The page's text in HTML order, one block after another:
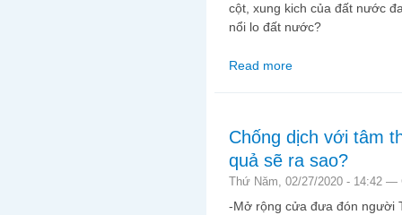
cột, xung kich của đất nước
nổi lo đất nước?
Read more
Chống dịch với tâm
quả sẽ ra sao?
Thứ Năm, 02/27/2020 - 14:42 —
-Mở rộng cửa đưa đón người